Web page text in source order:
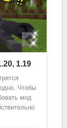
1.19
Чтобы
мод